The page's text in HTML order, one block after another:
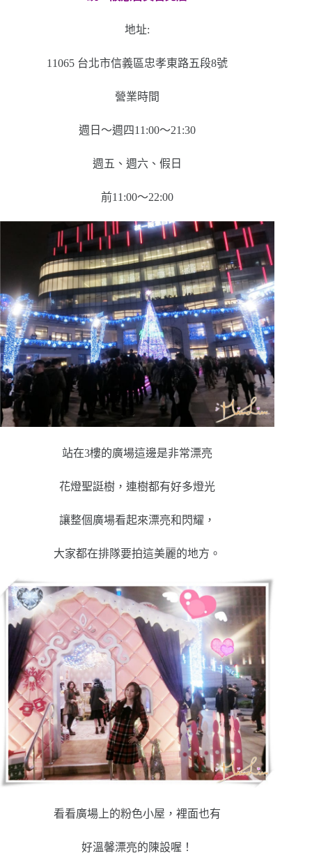
地址:
11065 台北市信義區忠孝東路五段8號
營業時間
週日〜週四11:00〜21:30
週五、週六、假日
前11:00〜22:00
站在3樓的廣場這邊是非常漂亮
花燈聖誔樹，連樹都有好多燈光
讓整個廣場看起來漂亮和閃耀，
大家都在排隊要拍這美麗的地方。
看看廣場上的粉色小屋，裡面也有
好溫馨漂亮的陳設喔！